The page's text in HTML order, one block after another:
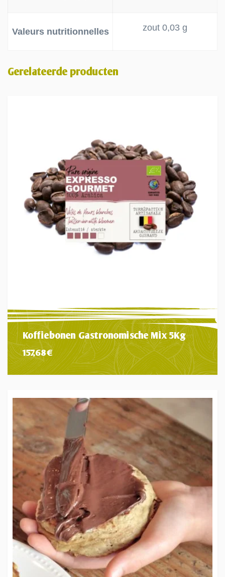
Valeurs nutritionnelles zout 0,03 g
Gerelateerde producten
Koffiebonen Gastronomische Mix 5Kg
157,68€